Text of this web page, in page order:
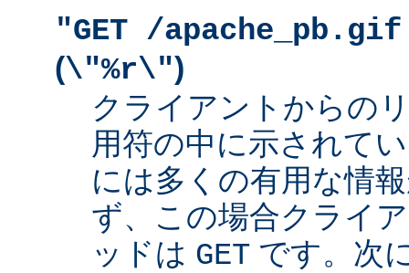
"GET /
(\"%r\")
クライアントからの
用符の中に示されて
には多くの有用な情
ず、この場合クライ
ッドは GET です。次